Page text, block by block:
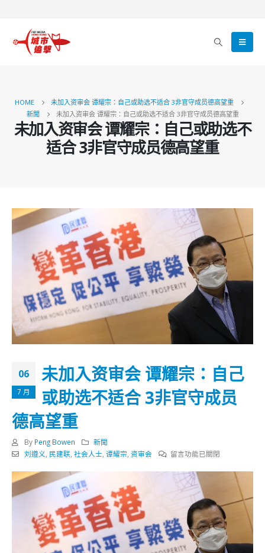
HOME
未加入资审会 谭耀宗：自己或助选不适合 3非官守成员德高望重
新聞
未加入资审会 谭耀宗：自己或助选不适合 3非官守成员德高望重
未加入资审会 谭耀宗：自己或助选不
适合 3非官守成员德高望重
06
7 月
未加入资审会 谭耀宗：自己
或助选不适合 3非官守成员
德高望重
By Peng Bowen
新聞
刘遵义 民建联, 社会人士 谭耀宗 资审会
在
会
谭
耀
留言功能已關閉